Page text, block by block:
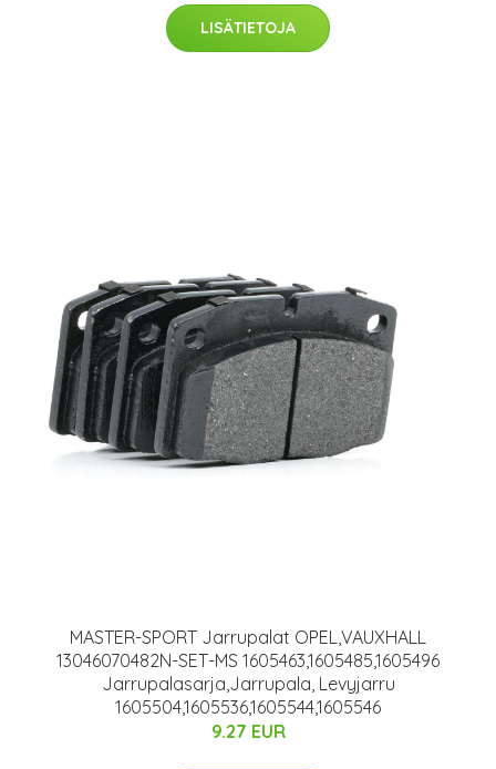
LISÄTIETOJA
MASTER-SPORT Jarrupalat OPEL,VAUXHALL
13046070482N-SET-MS 1605463,1605485,1605496
Jarrupalasarja,Jarrupala, Levyjarru
1605504,1605536,1605544,1605546
9.27 EUR